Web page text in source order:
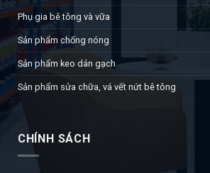
Phụ gia bê tông và vữa
Sản phẩm chống nóng
Sản phẩm keo dán gạch
Sản phẩm sửa chữa, vá vết nứt bê tông
CHÍNH SÁCH